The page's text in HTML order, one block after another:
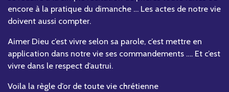
encore à la pratique du dimanche … Les actes de notre vie
doivent aussi compter.
Aimer Dieu c’est vivre selon sa parole, c’est mettre en
application dans notre vie ses commandements …. Et c’est
vivre dans le respect d’autrui.
Voila la règle d’or de toute vie chrétienne